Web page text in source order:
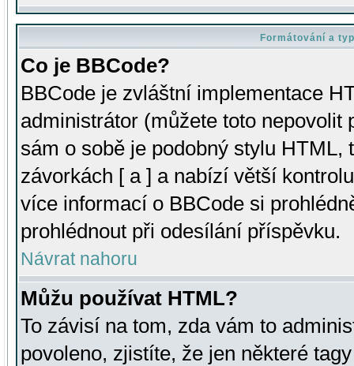
Formátování a
Co je BBCode?
BBCode je zvláštní implementace
administrátor (můžete toto
sám o sobě je podobný stylu HTML,
závorkách [ a ] a nabízí větší
více informací o BBCode si
prohlédnout při odesílání příspěvku.
Návrat nahoru
Můžu používat HTML?
To závisí na tom, zda vám to
povoleno, zjistíte, že jen některé